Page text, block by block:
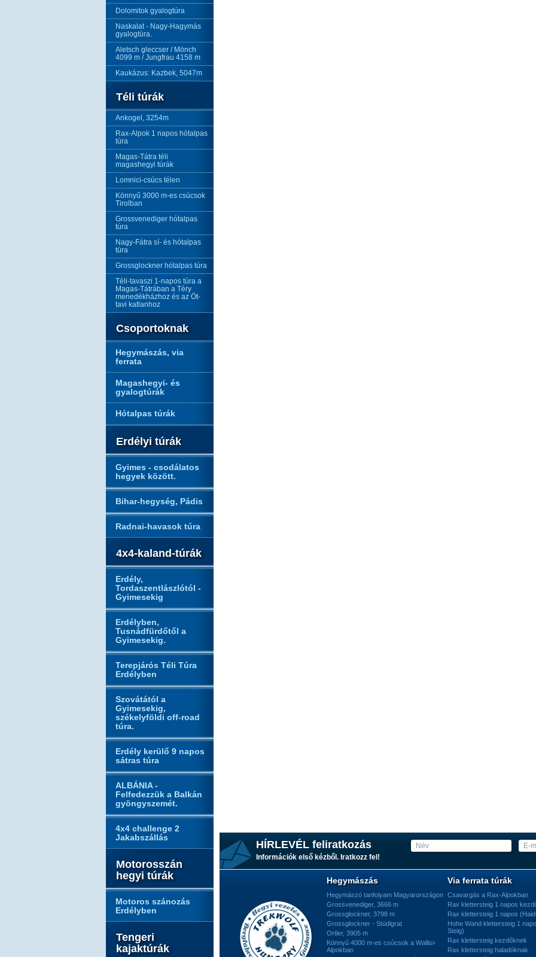
Dolomitok gyalogtúra
Naskalat - Nagy-Hagymás
gyalogtúra.
Aletsch gleccser / Mönch
4099 m / Jungfrau 4158 m
Kaukázus: Kazbek, 5047m
Téli túrák
Ankogel, 3254m
Rax-Alpok 1 napos hótalpas
túra
Magas-Tátra téli
magashegyi túrák
Lomnici-csúcs télen
Könnyű 3000 m-es csúcsok
Tirolban
Grossvenediger hótalpas
túra
Nagy-Fátra sí- és hótalpas
túra
Grossglockner hótalpas túra
Téli-tavaszi 1-napos túra a
Magas-Tátrában a Téry
menedékházhoz és az Öt-
tavi katlanhoz
Csoportoknak
Hegymászás, via
ferrata
Magashegyi- és
gyalogtúrák
Hótalpas túrák
Erdélyi túrák
Gyimes - csodálatos
hegyek között.
Bihar-hegység, Pádis
Radnai-havasok túra
4x4-kaland-túrák
Erdély,
Tordaszentlászlótól -
Gyimesekig
Erdélyben,
Tusnádfürdőtől a
Gyimesekig.
Terepjárós Téli Túra
Erdélyben
Szovátától a
Gyimesekig,
székelyföldi off-road
túra.
Erdély kerülő 9 napos
sátras túra
ALBÁNIA -
Felfedezzük a Balkán
gyöngyszemét.
4x4 challenge 2
Jakabszállás
Motorosszán
hegyi túrák
Motoros szánozás
Erdélyben
Tengeri
kajaktúrák
HÍRLEVÉL feliratkozás
Információk első kézből. Iratkozz fel!
Hegymászás
Hegymászó tanfolyam Magyarországon
Grossvenediger, 3666 m
Grossglockner, 3798 m
Grossglockner - Stüdlgrat
Ortler, 3905 m
Könnyű 4000 m-es csúcsok a Wallisi-
Alpokban
Via ferrata túrák
Csavargás a Rax-Alpokban
Rax klettersteig 1 napos
Rax klettersteig 1 napos
Hohe Wand klettersteig 1
Steig)
Rax klettersteig kezdőknek
Rax klettersteig haladóknak